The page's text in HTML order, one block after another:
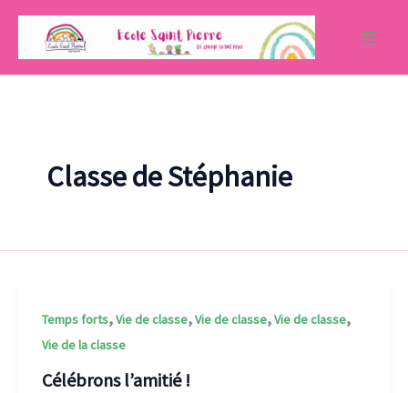
Aller
contenu
Classe de Stéphanie
Temps forts,Vie de classe,Vie de classe,Vie de classe,
Vie de la classe
Célébrons l’amitié !